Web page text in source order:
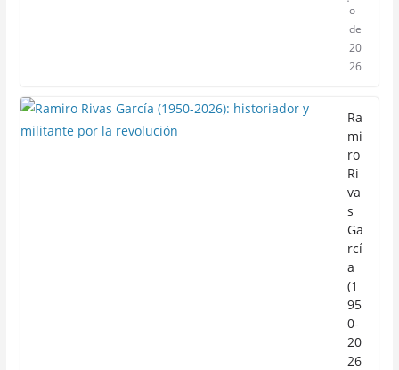
o
de
20
26
Ra
mi
ro
Ri
va
s
Ga
rcí
a
(1
95
0-
20
26